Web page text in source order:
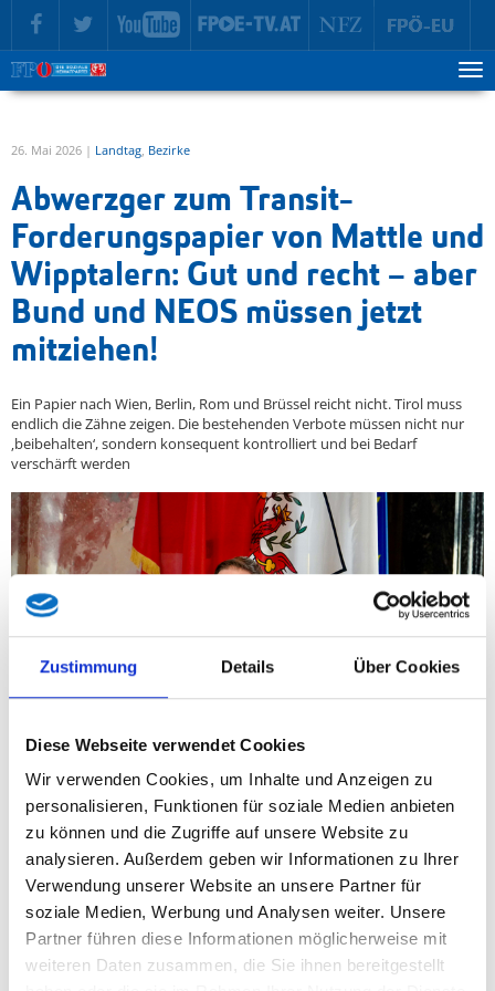
Zustimmung Details Über Cookies
Diese Webseite verwendet Cookies
Wir verwenden Cookies, um Inhalte und Anzeigen zu
personalisieren, Funktionen für soziale Medien anbieten
zu können und die Zugriffe auf unsere Website zu
analysieren. Außerdem geben wir Informationen zu Ihrer
Verwendung unserer Website an unsere Partner für
soziale Medien, Werbung und Analysen weiter. Unsere
Partner führen diese Informationen möglicherweise mit
weiteren Daten zusammen, die Sie ihnen bereitgestellt
zur Hauptnavigation springen
zum Inhalt springen
26. Mai 2026 | Landtag, Bezirke
Abwerzger zum Transit-
Forderungspapier von Mattle und
Wipptalern: Gut und recht – aber
Bund und NEOS müssen jetzt
mitziehen!
Ein Papier nach Wien, Berlin, Rom und Brüssel reicht nicht. Tirol muss
endlich die Zähne zeigen. Die bestehenden Verbote müssen nicht nur
‚beibehalten‘, sondern konsequent kontrolliert und bei Bedarf
verschärft werden
„Die Wipptaler Bürgermeister und LH Mattle haben heute
genau das gefordert, was die FPÖ Tirol seit Jahren
unermüdlich einfordert: Schluss mit der Transit-Lawine,
Beibehaltung aller Fahrverbote, echte Kostenwahrheit auf der
Straße und kein weiterer Ausbau der A13. Wir begrüßen, dass
die ÖVP dominierte Landesregierung endlich nachzieht – auch
wenn es nur ein Papier ist“, stellt der Tiroler FPÖ-